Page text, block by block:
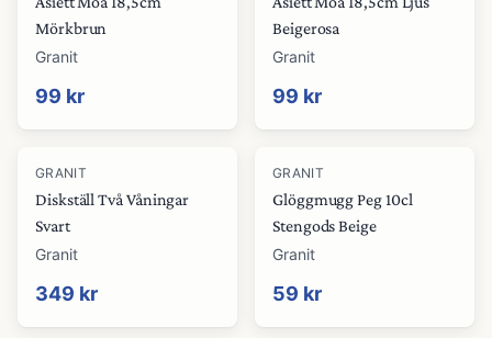
Mörkbrun
Granit
99 kr
Beigerosa
Granit
99 kr
GRANIT
Diskställ Två Våningar
Svart
Granit
349 kr
GRANIT
Glöggmugg Peg 10cl
Stengods Beige
Granit
59 kr